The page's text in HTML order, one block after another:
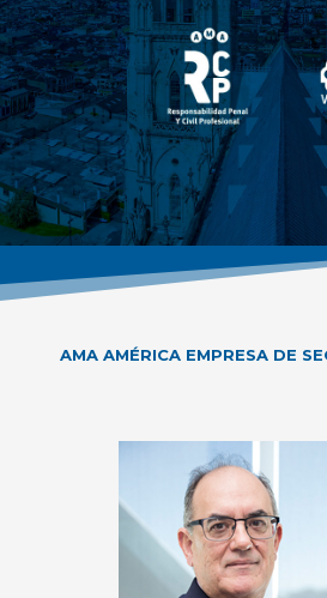
AMA AMÉRICA EMPRESA DE